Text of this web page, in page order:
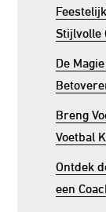
Stijlvolle
De
Breng
Voetbal
Ontdek
een